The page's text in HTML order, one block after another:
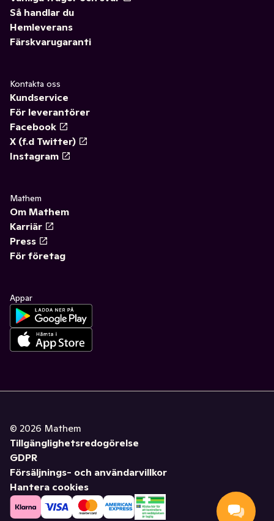
Så handlar du
Hemleverans
Färskvarugaranti
Kontakta oss
Kundservice
För leverantörer
Facebook
X (f.d Twitter)
Instagram
Mathem
Om Mathem
Karriär
Press
För företag
Appar
© 2026 Mathem
Tillgänglighetsredogörelse
GDPR
Försäljnings- och användarvillkor
Hantera cookies